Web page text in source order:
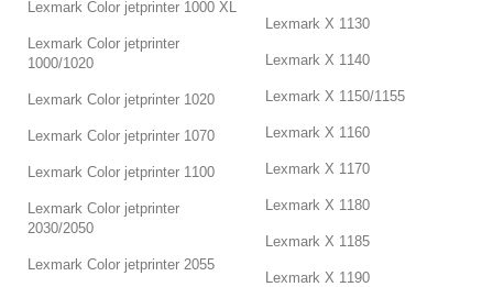
Lexmark Color jetprinter 1000 XL
Lexmark Color jetprinter
1000/1020
Lexmark Color jetprinter 1020
Lexmark Color jetprinter 1070
Lexmark Color jetprinter 1100
Lexmark Color jetprinter
2030/2050
Lexmark Color jetprinter 2055
Lexmark X 1130
Lexmark X 1140
Lexmark X 1150/1155
Lexmark X 1160
Lexmark X 1170
Lexmark X 1180
Lexmark X 1185
Lexmark X 1190